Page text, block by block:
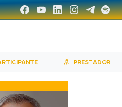
CONTRATE UM PLANO
PRESTADOR